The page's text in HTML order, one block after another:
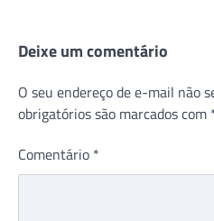
Deixe um comentário
O seu endereço de e-mail não
obrigatórios são marcados com
Comentário *